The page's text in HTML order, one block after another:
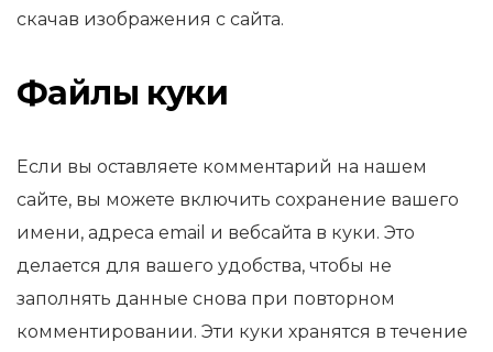
скачав изображения с сайта.
Файлы куки
Если вы оставляете комментарий на нашем
сайте, вы можете включить сохранение вашего
имени, адреса email и вебсайта в куки. Это
делается для вашего удобства, чтобы не
заполнять данные снова при повторном
комментировании. Эти куки хранятся в течение